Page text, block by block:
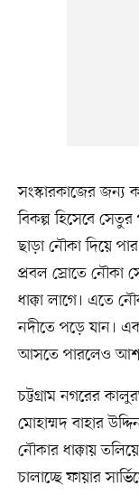
সংস্কারকাজের জন্য
বিকল্প হিসেবে
ছাড়া নৌকা দিয়ে
প্রবল স্রোতে নৌকা
ধাক্কা লাগে। এতে
নদীতে পড়ে যান।
আসতে পারলেও
চট্টগ্রাম নগরের
মোহাম্মদ বাহার
নৌকার ধাক্কায়
চালাচ্ছে ফায়ার